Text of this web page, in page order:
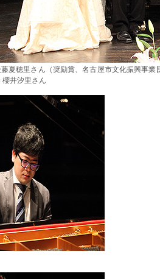
夏穂里さん（奨励賞、名古屋市文化振興事
櫻井汐里さん